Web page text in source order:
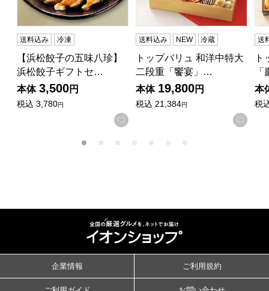
送料込み 冷凍
【浜松餃子の五味八珍】
浜松餃子ギフトセ…
本体 3,500円
税込 3,780円
お気に入りに登録する
送料込み NEW 冷蔵
トップバリュ 和洋中特大
二段重「饗宴」…
本体 19,800円
税込 21,384円
お気
送
本
税
企業情報 ご利用規約